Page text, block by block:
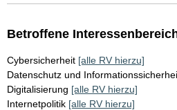
Betroffene
Cybersicherheit [alle RV hierzu]
Datenschutz und
Digitalisierung [alle RV hierzu]
Internetpolitik [alle RV hierzu]